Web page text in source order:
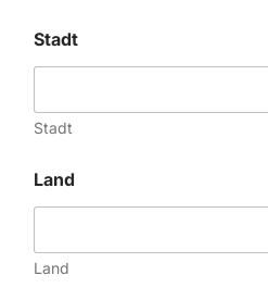
Stadt
Stadt
Land
Land